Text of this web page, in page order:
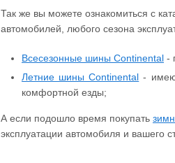
Так же вы можете ознакомиться с
автомобилей, любого сезона
Всесезонные шины Continental -
Летние шины Continental -
комфортной езды;
А если подошло время покупать
эксплуатации автомобиля и вашего